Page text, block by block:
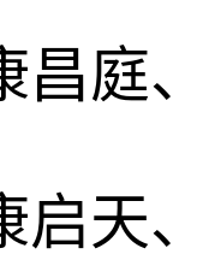
昌庭
启天